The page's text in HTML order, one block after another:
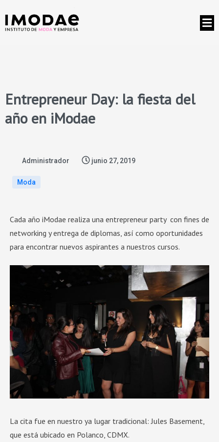
Entrepreneur Day: la fiesta del
año en iModae
Administrador junio 27, 2019
Moda
Cada año iModae realiza una entrepreneur party con fines de
networking y entrega de diplomas, así como oportunidades
para encontrar nuevos aspirantes a nuestros cursos.
La cita fue en nuestro ya lugar tradicional: Jules Basement,
que está ubicado en Polanco, CDMX.